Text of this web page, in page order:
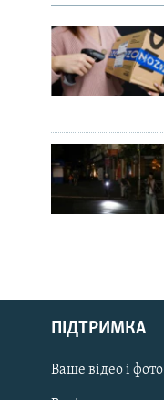
Русский
Qırımtatar
ДОЛУЧАЙСЯ!
ПІДТРИМКА
Ваше відео і фото